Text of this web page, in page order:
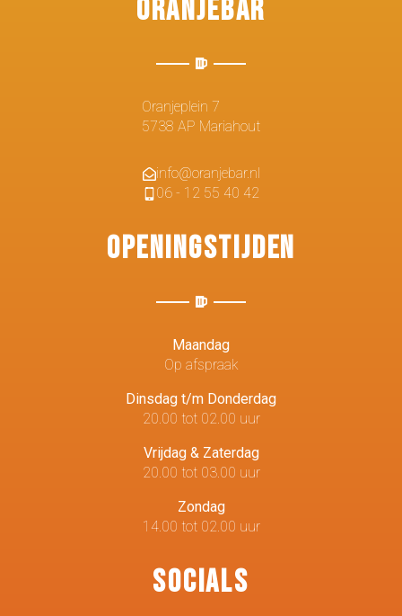
Oranjebar
Oranjeplein 7
5738 AP Mariahout
info@oranjebar.nl
06 - 12 55 40 42
Openingstijden
Maandag
Op afspraak
Dinsdag t/m Donderdag
20.00 tot 02.00 uur
Vrijdag & Zaterdag
20.00 tot 03.00 uur
Zondag
14.00 tot 02.00 uur
Socials